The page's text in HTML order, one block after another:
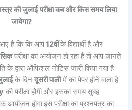
की जुलाई परीक्षा कब और किस समय लिया
जायेगा?
आए हैं कि कि आप12वींके विद्यार्थी है और
परीक्षा का आयोजन हो रहा है तो आप जानते
के द्वारा ऑफिशल नोटिस जारी किया गया है
के दिनदूसरी पालीमें का पेपर होने वाला है
की परीक्षा होगी और इसका समय सुबह
आयोजन होगा इस परीक्षा का प्रश्नपत्र का